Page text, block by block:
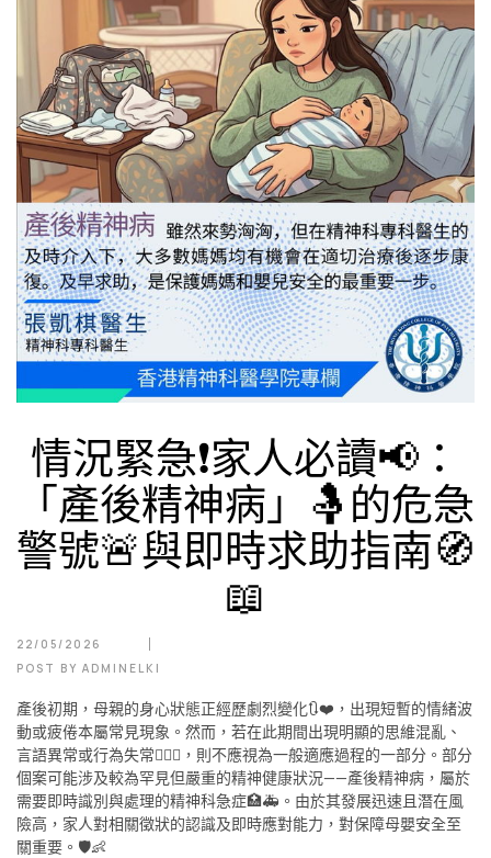
情況緊急❗家人必讀📢：
「產後精神病」🤱的危急
警號🚨與即時求助指南🧭
📖
22/05/2026
POST BY ADMINELKI
產後初期，母親的身心狀態正經歷劇烈變化🔃❤️，出現短暫的情緒波
動或疲倦本屬常見現象。然而，若在此期間出現明顯的思維混亂、
言語異常或行為失常🙅🏻‍♀️，則不應視為一般適應過程的一部分。部分
個案可能涉及較為罕見但嚴重的精神健康狀況——產後精神病，屬於
需要即時識別與處理的精神科急症🏥🚑。由於其發展迅速且潛在風
險高，家人對相關徵狀的認識及即時應對能力，對保障母嬰安全至
關重要。🛡️👶